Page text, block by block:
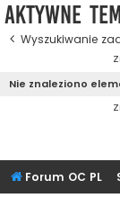
Aktywne
Wyszukiwanie
Nie znaleziono
Forum OC PL